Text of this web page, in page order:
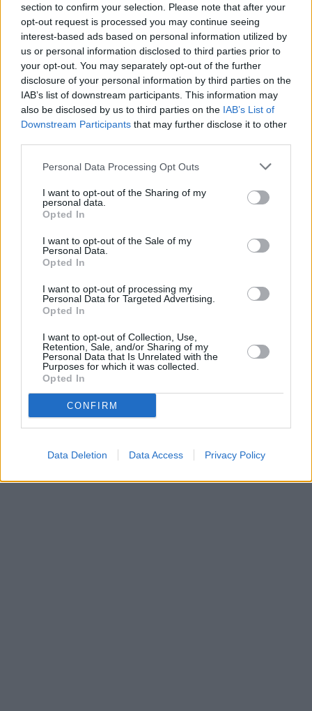
section to confirm your selection. Please note that after your
opt-out request is processed you may continue seeing
interest-based ads based on personal information utilized by
us or personal information disclosed to third parties prior to
your opt-out. You may separately opt-out of the further
disclosure of your personal information by third parties on the
IAB’s list of downstream participants. This information may
also be disclosed by us to third parties on the IAB’s List of
Downstream Participants that may further disclose it to other
Personal Data Processing Opt Outs
I want to opt-out of the Sharing of my
personal data.
Opted In
I want to opt-out of the Sale of my
Personal Data.
Opted In
I want to opt-out of processing my
Personal Data for Targeted Advertising.
Opted In
I want to opt-out of Collection, Use,
Retention, Sale, and/or Sharing of my
Personal Data that Is Unrelated with the
Purposes for which it was collected.
Opted In
CONFIRM
Data Deletion Data Access Privacy Policy
07.08.2026 -Specialista pro elektronická zařízení údržby (m/ž) (tř.
Klementa 869, Mladá Boleslav II)
06.08.2026 -
Bosch Powertrain s.r.o. Jihlava • CNC operátor• mzda
Kč • náborový bonus 50.000 Kč • příspěvek na ubytování (Jihlava,
Jihlava)
06.08.2026 - Bosch Powertrain s.r.o. • montážní dělník • mzda 44.700
týdenní zálohy na mzdu 2.000 Kč (Jihlava, okres Jihlava)
... další nabídky zaměstnání
Prima sport - co nabídne v prvním
O webu parabola.cz O souborech cookies
Dovolená u moře•Bazény